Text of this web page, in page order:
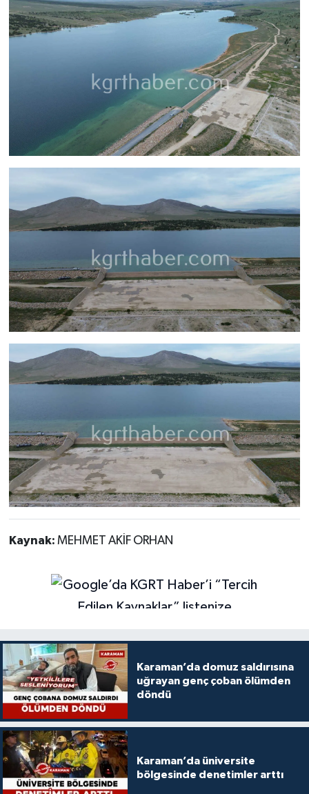
Kaynak: MEHMET AKİF ORHAN
Karaman’da domuz saldırısına
uğrayan genç çoban ölümden
döndü
Karaman’da üniversite
bölgesinde denetimler arttı